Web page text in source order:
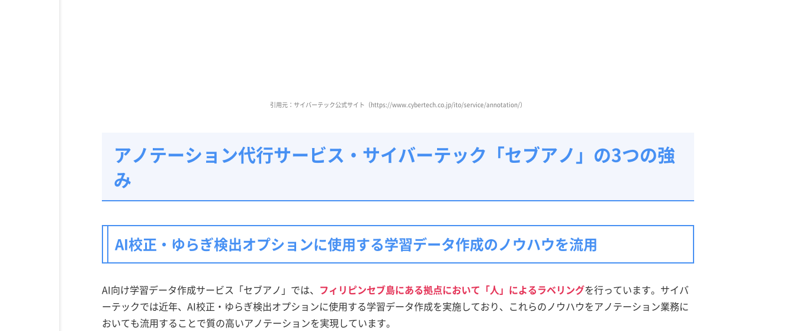
引用元：サイバーテック公式サイト（https://www.cybertech.co.jp/ito/service/annotation/）
アノテーション代行サービス・サイバーテック「セブアノ」の3つの強
み
AI校正・ゆらぎ検出オプションに使用する学習データ作成のノウハウを流用
AI向け学習データ作成サービス「セブアノ」では、 フィリピンセブ島にある拠点において「人」によるラベリングを行っています。サイバ
ーテックでは近年、AI校正・ゆらぎ検出オプションに使用する学習データ作成を実施しており、これらのノウハウをアノテーション業務に
おいても流用することで質の高いアノテーションを実現しています。